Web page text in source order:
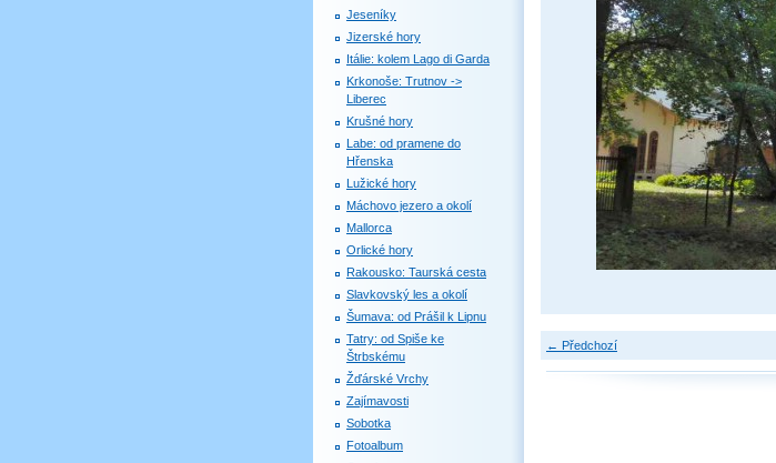
← Předchozí
Jeseníky
Jizerské hory
Itálie: kolem Lago di Garda
Krkonoše: Trutnov ->
Liberec
Krušné hory
Labe: od pramene do
Hřenska
Lužické hory
Máchovo jezero a okolí
Mallorca
Orlické hory
Rakousko: Taurská cesta
Slavkovský les a okolí
Šumava: od Prášil k Lipnu
Tatry: od Spiše ke
Štrbskému
Žďárské Vrchy
Zajímavosti
Sobotka
Fotoalbum